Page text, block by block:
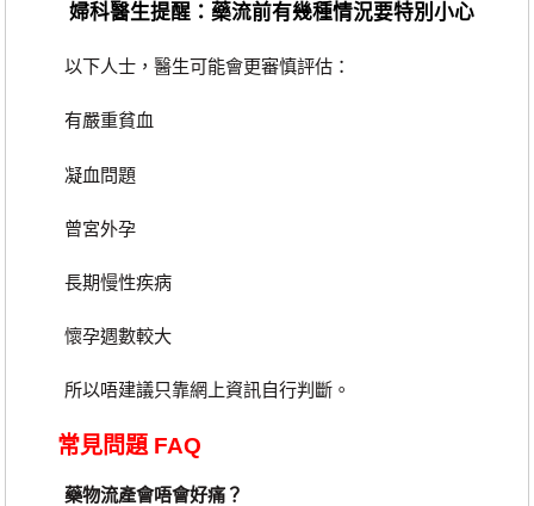
婦科醫生提醒：藥流前有幾種情況要特別小心
以下人士，醫生可能會更審慎評估：
有嚴重貧血
凝血問題
曾宮外孕
長期慢性疾病
懷孕週數較大
所以唔建議只靠網上資訊自行判斷。
常見問題 FAQ
藥物流產會唔會好痛？